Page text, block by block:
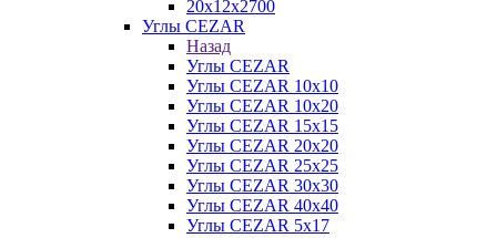
20х12х2700
Углы CEZAR
Назад
Углы CEZAR
Углы CEZAR 10х10
Углы CEZAR 10х20
Углы CEZAR 15х15
Углы CEZAR 20х20
Углы CEZAR 25х25
Углы CEZAR 30х30
Углы CEZAR 40х40
Углы CEZAR 5х17